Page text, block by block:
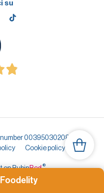
su
number 00395030208
Cookie policy
on RubinRed®